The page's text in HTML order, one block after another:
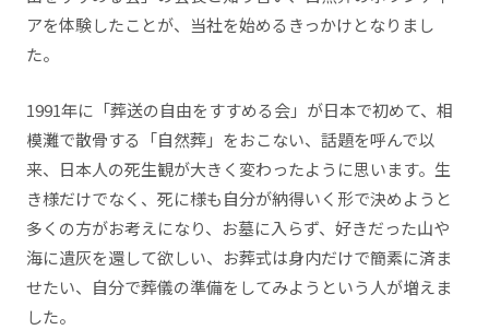
アを体験したことが、当社を始めるきっかけとなりまし
た。
1991年に「葬送の自由をすすめる会」が日本で初めて、相
模灘で散骨する「自然葬」をおこない、話題を呼んで以
来、日本人の死生観が大きく変わったように思います。生
き様だけでなく、死に様も自分が納得いく形で決めようと
多くの方がお考えになり、お墓に入らず、好きだった山や
海に遺灰を還して欲しい、お葬式は身内だけで簡素に済ま
せたい、自分で葬儀の準備をしてみようという人が増えま
した。